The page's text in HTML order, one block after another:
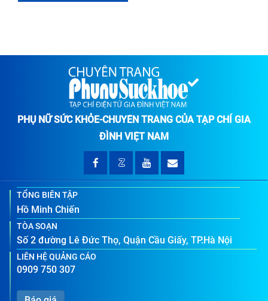
PHỤ NỮ SỨC KHỎE-CHUYÊN TRANG CỦA TẠP CHÍ GIA
ĐÌNH VIỆT NAM
TỔNG BIÊN TẬP
Hồ Minh Chiến
TÒA SOẠN
Số 2 đường Lê Đức Thọ, Quận Cầu Giấy, TP.Hà Nội
LIÊN HỆ QUẢNG CÁO
0909 750 307